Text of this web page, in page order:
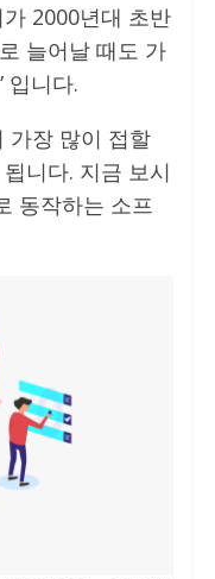
2000년대 초반
늘어날 때도 가
입니다.
가장 많이 접할
니다. 지금 보시
동작하는 소프